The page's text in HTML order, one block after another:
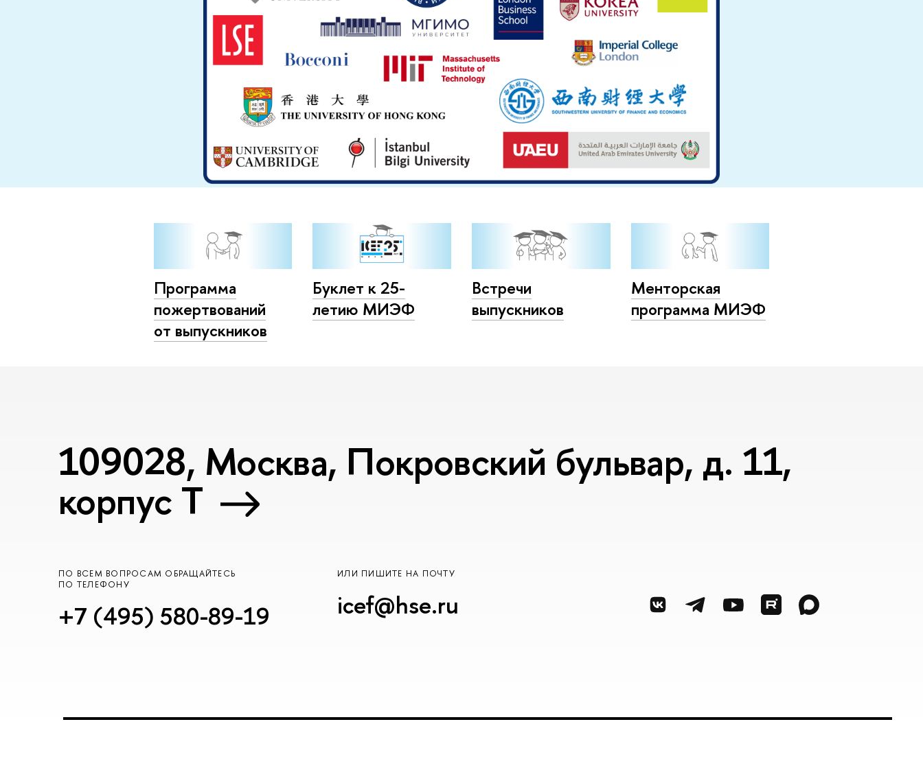
Программа
пожертвований
от выпускников
Буклет к 25-
летию МИЭФ
Встречи
выпускников
Менторская
программа МИЭФ
109028, Москва, Покровский бульвар, д. 11,
корпус T
ПО ВСЕМ ВОПРОСАМ ОБРАЩАЙТЕСЬ
ПО ТЕЛЕФОНУ
+7 (495) 580-89-19
ИЛИ ПИШИТЕ НА ПОЧТУ
icef@hse.ru